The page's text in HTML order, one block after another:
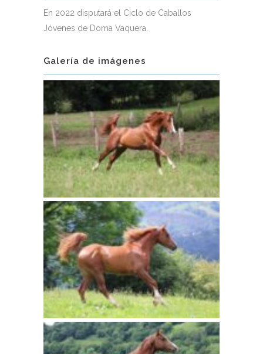
En 2022 disputará el Ciclo de Caballos
Jóvenes de Doma Vaquera.
Galería de imágenes